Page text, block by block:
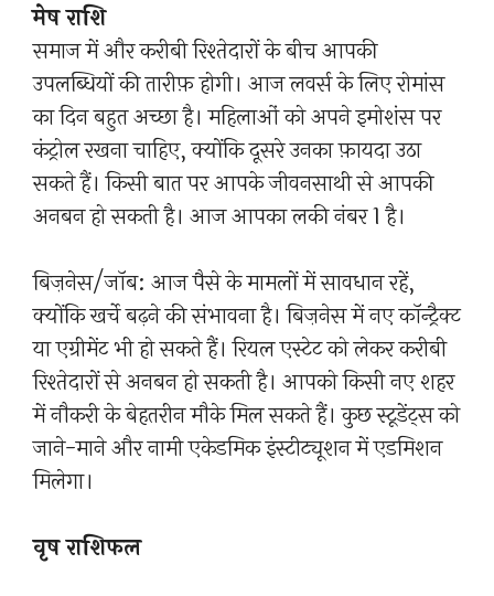
मेष राशि
समाज में और करीबी रिश्तेदारों के बीच आपकी
उपलब्धियों की तारीफ़ होगी। आज लवर्स के लिए रोमांस
का दिन बहुत अच्छा है। महिलाओं को अपने इमोशंस पर
कंट्रोल रखना चाहिए, क्योंकि दूसरे उनका फ़ायदा उठा
सकते हैं। किसी बात पर आपके जीवनसाथी से आपकी
अनबन हो सकती है। आज आपका लकी नंबर 1 है।
बिज़नेस/जॉब: आज पैसे के मामलों में सावधान रहें,
क्योंकि खर्चे बढ़ने की संभावना है। बिज़नेस में नए कॉन्ट्रैक्ट
या एग्रीमेंट भी हो सकते हैं। रियल एस्टेट को लेकर करीबी
रिश्तेदारों से अनबन हो सकती है। आपको किसी नए शहर
में नौकरी के बेहतरीन मौके मिल सकते हैं। कुछ स्टूडेंट्स को
जाने-माने और नामी एकेडमिक इंस्टीट्यूशन में एडमिशन
मिलेगा।
वृष राशिफल